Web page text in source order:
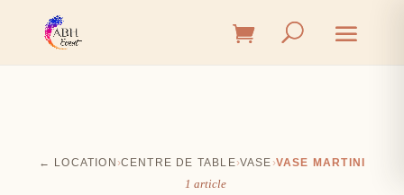
← LOCATION ›CENTRE DE TABLE›VASE ›VASE MARTINI
1 article